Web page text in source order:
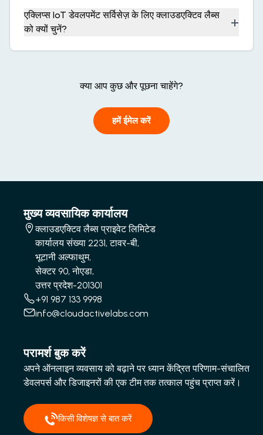
एक्लिप्स IoT डेवलपमेंट सर्विसेज़ के लिए क्लाउडएक्टिव लैब्स
को क्यों चुनें?
+
क्या आप कुछ और पूछना चाहेंगे?
हमें ईमेल करें
मुख्य व्यवसायिक कार्यालय
क्लाउडएक्टिव लैब्स प्राइवेट लिमिटेड
कार्यालय संख्या 2231, टावर-बी,
भूटानी अल्फाथुम,
सेक्टर 90, नोएडा,
उत्तर प्रदेश-201301
+91 987 133 9998
info@cloudactivelabs.com
परामर्श बुक करें
अपने ऑनलाइन व्यवसाय को बढ़ाने पर ध्यान केंद्रित परिणाम-संचालित
डेवलपर्स और डिजाइनरों की एक टीम तक तत्काल पहुंच प्राप्त करें।
किसी विशेषज्ञ से बात करें